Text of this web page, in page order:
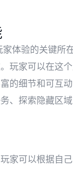
体验的关键所
玩家可以在这
的细节和可互
、探索隐藏区
家可以根据自